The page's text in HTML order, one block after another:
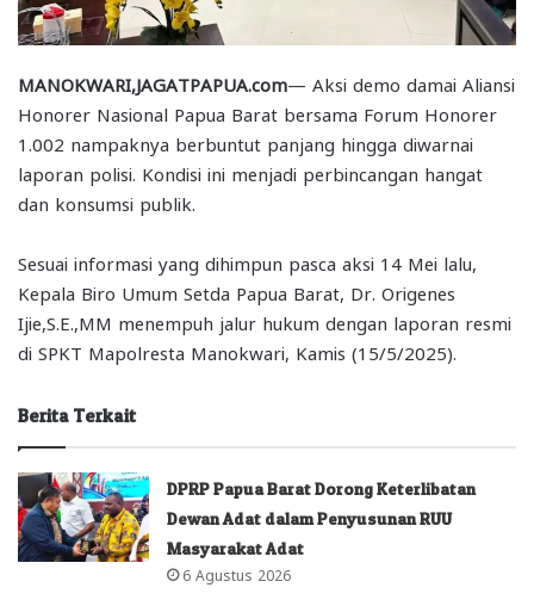
MANOKWARI,JAGATPAPUA.com— Aksi demo damai Aliansi
Honorer Nasional Papua Barat bersama Forum Honorer
1.002 nampaknya berbuntut panjang hingga diwarnai
laporan polisi. Kondisi ini menjadi perbincangan hangat
dan konsumsi publik.
Sesuai informasi yang dihimpun pasca aksi 14 Mei lalu,
Kepala Biro Umum Setda Papua Barat, Dr. Origenes
Ijie,S.E.,MM menempuh jalur hukum dengan laporan resmi
di SPKT Mapolresta Manokwari, Kamis (15/5/2025).
Berita Terkait
DPRP Papua Barat Dorong Keterlibatan
Dewan Adat dalam Penyusunan RUU
Masyarakat Adat
6 Agustus 2026